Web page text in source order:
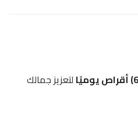
لتعزيز جمالك